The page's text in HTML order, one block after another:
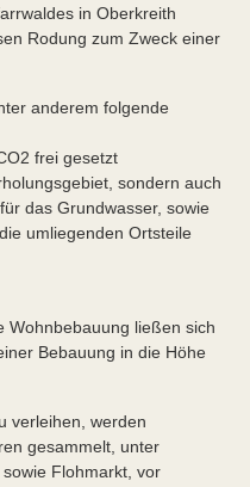
in Oberkreith
Rodung zum Zweck einer
anderem folgende
frei gesetzt
sondern auch
das Grundwasser, sowie
umliegenden Ortsteile
Wohnbebauung ließen sich
Bebauung in die Höhe
verleihen, werden
gesammelt, unter
Flohmarkt, vor